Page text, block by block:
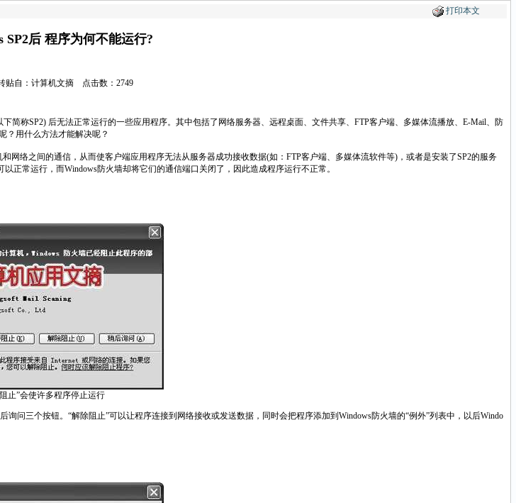
打印本文
SP2后 程序为何不能运行?
自：计算机文摘 点击数：2749
简称SP2) 后无法正常运行的一些应用程序。其中包括了网络服务器、远程桌面、文件共享、FTP客户端、多媒体流播放、E-Mail、防
？用什么方法才能解决呢？
络之间的通信，从而使客户端应用程序无法从服务器成功接收数据(如：FTP客户端、多媒体流软件等)，或者是安装了SP2的服务
正常运行，而Windows防火墙却将它们的通信端口关闭了，因此造成程序运行不正常。
止”会使许多程序停止运行
三个按钮。“解除阻止”可以让程序连接到网络接收或发送数据，同时会把程序添加到Windows防火墙的“例外”列表中，以后Windo